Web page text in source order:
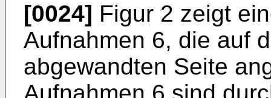
[0024] Figur 2 zeigt
Aufnahmen 6, die auf
abgewandten Seite